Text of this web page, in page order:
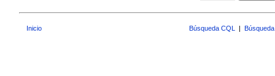
Inicio Búsqueda CQL